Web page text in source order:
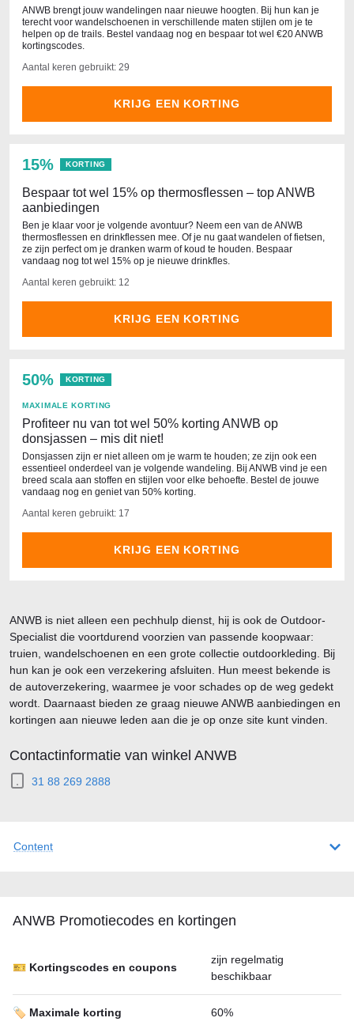
ANWB brengt jouw wandelingen naar nieuwe hoogten. Bij hun kan je
terecht voor wandelschoenen in verschillende maten stijlen om je te
helpen op de trails. Bestel vandaag nog en bespaar tot wel €20 ANWB
kortingscodes.
Aantal keren gebruikt: 29
KRIJG EEN KORTING
15% KORTING
Bespaar tot wel 15% op thermosflessen – top ANWB
aanbiedingen
Ben je klaar voor je volgende avontuur? Neem een van de ANWB
thermosflessen en drinkflessen mee. Of je nu gaat wandelen of fietsen,
ze zijn perfect om je dranken warm of koud te houden. Bespaar
vandaag nog tot wel 15% op je nieuwe drinkfles.
Aantal keren gebruikt: 12
KRIJG EEN KORTING
50% KORTING
MAXIMALE KORTING
Profiteer nu van tot wel 50% korting ANWB op
donsjassen – mis dit niet!
Donsjassen zijn er niet alleen om je warm te houden; ze zijn ook een
essentieel onderdeel van je volgende wandeling. Bij ANWB vind je een
breed scala aan stoffen en stijlen voor elke behoefte. Bestel de jouwe
vandaag nog en geniet van 50% korting.
Aantal keren gebruikt: 17
KRIJG EEN KORTING
Content
ANWB Promotiecodes en kortingen
🎫 Kortingscodes en coupons
zijn regelmatig
beschikbaar
🏷️ Maximale korting 60%
ANWB is niet alleen een pechhulp dienst, hij is ook de Outdoor-
Specialist die voortdurend voorzien van passende koopwaar:
truien, wandelschoenen en een grote collectie outdoorkleding. Bij
hun kan je ook een verzekering afsluiten. Hun meest bekende is
de autoverzekering, waarmee je voor schades op de weg gedekt
wordt. Daarnaast bieden ze graag nieuwe ANWB aanbiedingen en
kortingen aan nieuwe leden aan die je op onze site kunt vinden.
Contactinformatie van winkel ANWB
31 88 269 2888